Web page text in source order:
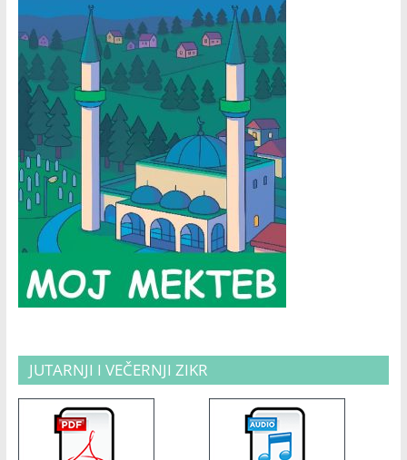
JUTARNJI I VEČERNJI ZIKR